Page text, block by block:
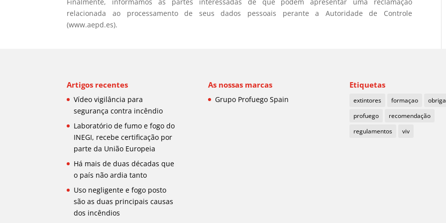
relacionada ao processamento de seus dados pessoais perante a Autoridade de Controle
(www.aepd.es).
Artigos recentes
Vídeo vigilância para
segurança contra incêndio
Laboratório de fumo e fogo do
INEGI, recebe certificação por
parte da União Europeia
Há mais de duas décadas que
o país não ardia tanto
Uso negligente e fogo posto
são as duas principais causas
dos incêndios
As nossas marcas
Grupo Profuego Spain
Etiquetas
extintores formaçao
profuego
recomendação
regulamentos
viv